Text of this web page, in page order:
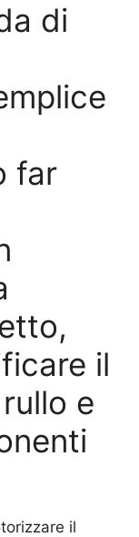
di
far
il
e
il